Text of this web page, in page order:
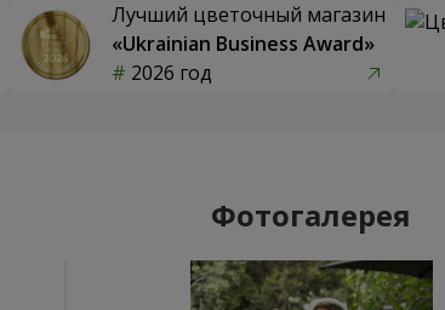
Лучший цветочный магазин
«Ukrainian Business Award»
2026 год
Фотогалерея